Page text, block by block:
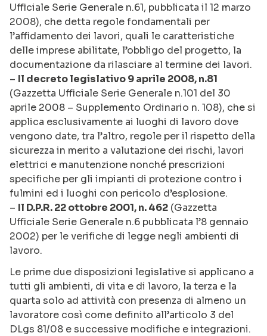
Ufficiale Serie Generale n.61, pubblicata il 12 marzo
2008), che detta regole fondamentali per
l’affidamento dei lavori, quali le caratteristiche
delle imprese abilitate, l’obbligo del progetto, la
documentazione da rilasciare al termine dei lavori.
– Il decreto legislativo 9 aprile 2008, n.81
(Gazzetta Ufficiale Serie Generale n.101 del 30
aprile 2008 – Supplemento Ordinario n. 108), che si
applica esclusivamente ai luoghi di lavoro dove
vengono date, tra l’altro, regole per il rispetto della
sicurezza in merito a valutazione dei rischi, lavori
elettrici e manutenzione nonché prescrizioni
specifiche per gli impianti di protezione contro i
fulmini ed i luoghi con pericolo d’esplosione.
– Il D.P.R. 22 ottobre 2001, n. 462 (Gazzetta
Ufficiale Serie Generale n.6 pubblicata l’8 gennaio
2002) per le verifiche di legge negli ambienti di
lavoro.
Le prime due disposizioni legislative si applicano a
tutti gli ambienti, di vita e di lavoro, la terza e la
quarta solo ad attività con presenza di almeno un
lavoratore così come definito all’articolo 3 del
DLgs 81/08 e successive modifiche e integrazioni.